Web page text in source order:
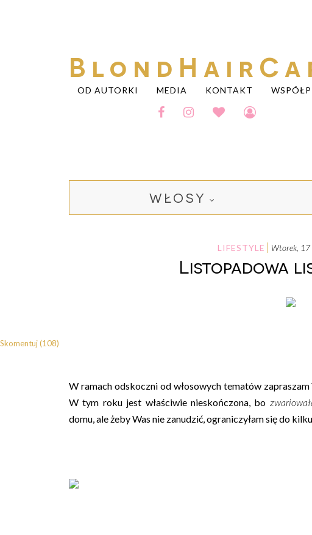
OD AUTORKI MEDIA KONTAKT
WŁOSY
LIFESTYLE wtorek,
Listopadowa
W ramach odskoczni od włosowych tematów
W tym roku jest właściwie nieskończona, bo
domu, ale żeby Was nie zanudzić, ograniczyłam się do
Skomentuj (108)